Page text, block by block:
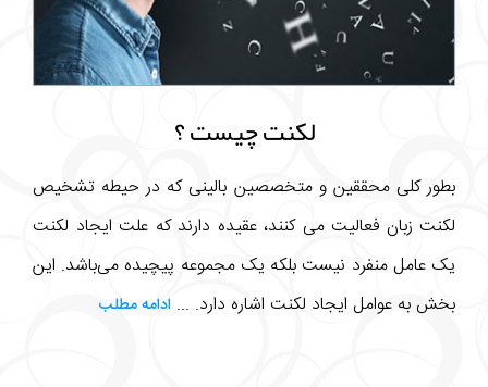
لکنت چیست ؟
بطور کلی محققین و متخصصین بالینی که در حیطه تشخیص
لکنت زبان فعالیت می کنند، عقیده دارند که علت ایجاد لکنت
یک عامل منفرد نیست بلکه یک مجموعه پیچیده می‌باشد. این
بخش به عوامل ایجاد لکنت اشاره دارد. ... ادامه مطلب